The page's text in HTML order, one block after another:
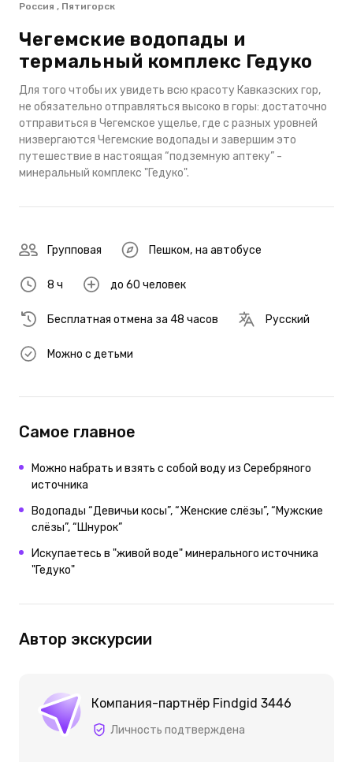
Россия , Пятигорск
Чегемские водопады и
термальный комплекс Гедуко
Для того чтобы их увидеть всю красоту Кавказских гор,
не обязательно отправляться высоко в горы: достаточно
отправиться в Чегемское ущелье, где с разных уровней
низвергаются Чегемские водопады и завершим это
путешествие в настоящая “подземную аптеку” -
минеральный комплекс "Гедуко".
Групповая Пешком, на автобусе
8 ч до 60 человек
Бесплатная отмена за 48 часов Русский
Можно с детьми
Самое главное
Можно набрать и взять с собой воду из Серебряного
источника
Водопады “Девичьи косы”, “Женские слёзы”, “Мужские
слёзы”, “Шнурок”
Искупаетесь в "живой воде" минерального источника
"Гедуко"
Автор экскурсии
Компания-партнёр Findgid 3446
Личность подтверждена